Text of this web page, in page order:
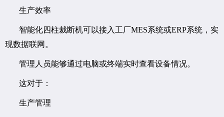
生产效率
智能化四柱裁断机可以接入工厂MES系统或ERP系统，实
现数据联网。
管理人员能够通过电脑或终端实时查看设备情况。
这对于：
生产管理